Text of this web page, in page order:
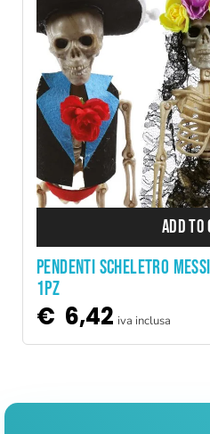
ADD TO
PENDENTI SCHELETRO
1PZ
€ 6,42 iva inclusa